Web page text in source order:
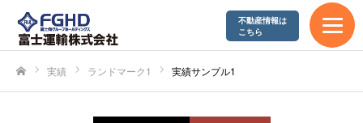
実績 ランドマーク1 実績サンプル1
不動産情報は
こちら